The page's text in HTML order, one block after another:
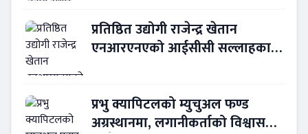
प्रतिष्ठित उद्योगी राजेन्द्र खेतान
एनआरएनएको आईसीसी सल्लाहकार
प्रभु क्यापिटलको म्युचुअल फण्ड
अग्रस्थानमा, लगानीकर्ताको विश्वास